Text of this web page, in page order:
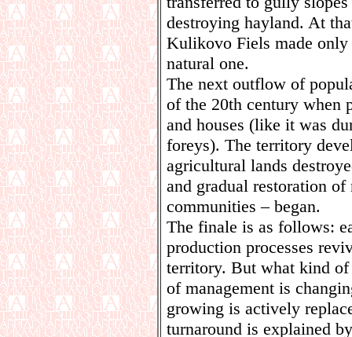
destroying hayland. At
Kulikovo Fiels made only
natural one.
The next outflow of
of the 20th century when
and houses (like it was
foreys). The territory
agricultural lands
and gradual restoration of
communities – began.
The finale is as follows:
production processes
territory. But what kind of
of management is
growing is actively
turnaround is explained